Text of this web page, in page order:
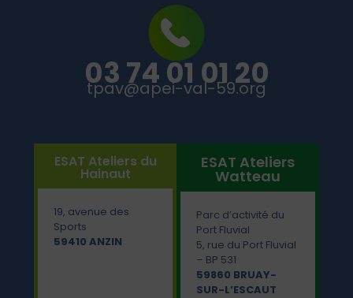
03 74 01 01 20
tpav@apei-val-59.org
ESAT Ateliers du
Hainaut
19, avenue des
Sports
59410 ANZIN
ESAT Ateliers
Watteau
Parc d’activité du
Port Fluvial
5, rue du Port Fluvial
– BP 531
59860 BRUAY-
SUR-L’ESCAUT